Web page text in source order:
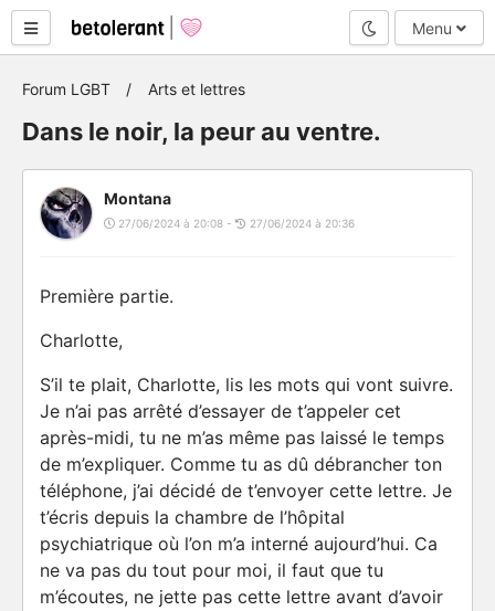
Mode nuit
Menu
Forum LGBT Arts et lettres
Dans le noir, la peur au ventre.
Montana
27/06/2024 à 20:08 - 27/06/2024 à 20:36
Première partie.
Charlotte,
S’il te plait, Charlotte, lis les mots qui vont suivre.
Je n’ai pas arrêté d’essayer de t’appeler cet
après-midi, tu ne m’as même pas laissé le temps
de m’expliquer. Comme tu as dû débrancher ton
téléphone, j’ai décidé de t’envoyer cette lettre. Je
t’écris depuis la chambre de l’hôpital
psychiatrique où l’on m’a interné aujourd’hui. Ca
ne va pas du tout pour moi, il faut que tu
m’écoutes, ne jette pas cette lettre avant d’avoir